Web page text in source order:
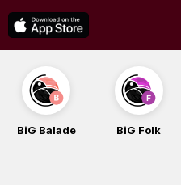
BiG Balade BiG Folk